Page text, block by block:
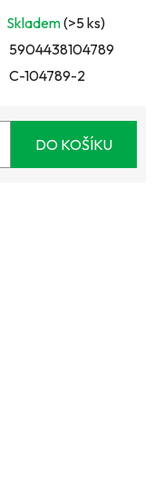
Skladem(>5 ks)
5904438104789
C-104789-2
DO KOŠÍKU